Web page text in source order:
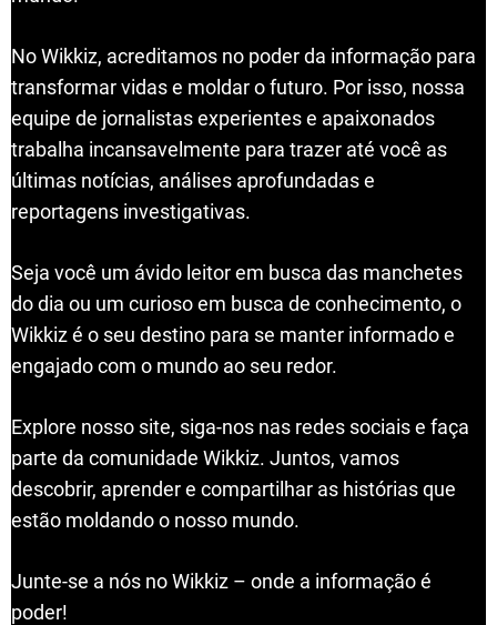
No Wikkiz, acreditamos no poder da informação para
transformar vidas e moldar o futuro. Por isso, nossa
equipe de jornalistas experientes e apaixonados
trabalha incansavelmente para trazer até você as
últimas notícias, análises aprofundadas e
reportagens investigativas.
Seja você um ávido leitor em busca das manchetes
do dia ou um curioso em busca de conhecimento, o
Wikkiz é o seu destino para se manter informado e
engajado com o mundo ao seu redor.
Explore nosso site, siga-nos nas redes sociais e faça
parte da comunidade Wikkiz. Juntos, vamos
descobrir, aprender e compartilhar as histórias que
estão moldando o nosso mundo.
Junte-se a nós no Wikkiz – onde a informação é
poder!